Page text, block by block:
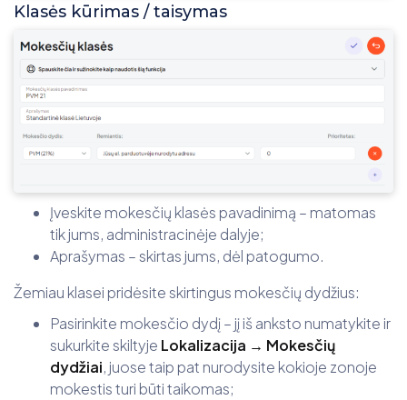
Klasės kūrimas / taisymas
Įveskite mokesčių klasės pavadinimą – matomas
tik jums, administracinėje dalyje;
Aprašymas – skirtas jums, dėl patogumo.
Žemiau klasei pridėsite skirtingus mokesčių dydžius:
Pasirinkite mokesčio dydį – jį iš anksto numatykite ir
sukurkite skiltyje Lokalizacija → Mokesčių
dydžiai, juose taip pat nurodysite kokioje zonoje
mokestis turi būti taikomas;